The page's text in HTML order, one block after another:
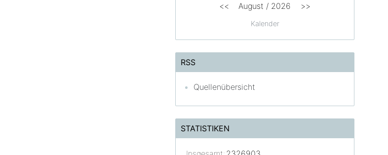
Kalender
<< August / 2026 >>
RSS
Quellenübersicht
STATISTIKEN